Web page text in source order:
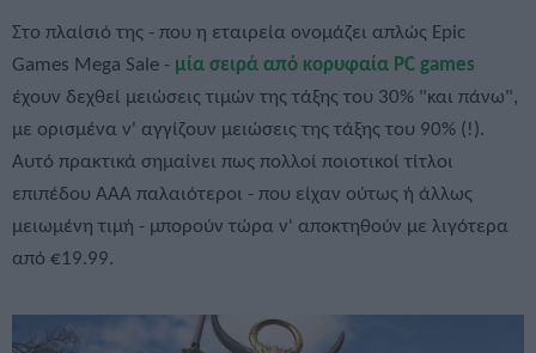
Στο πλαίσιό της - που η εταιρεία ονομάζει απλώς Epic
Games Mega Sale - μία σειρά από κορυφαία PC games
έχουν δεχθεί μειώσεις τιμών της τάξης του 30% "και πάνω",
με ορισμένα ν' αγγίζουν μειώσεις της τάξης του 90% (!).
Αυτό πρακτικά σημαίνει πως πολλοί ποιοτικοί τίτλοι
επιπέδου ΑΑΑ παλαιότεροι - που είχαν ούτως ή άλλως
μειωμένη τιμή - μπορούν τώρα ν' αποκτηθούν με λιγότερα
από €19.99.